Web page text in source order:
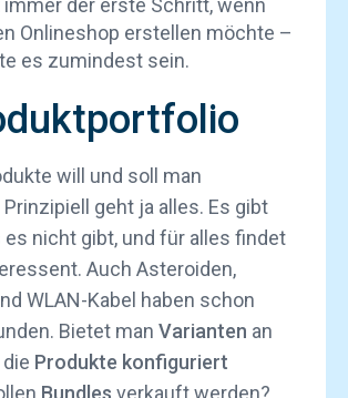
der erste Schritt, wenn
Onlineshop erstellen möchte –
es zumindest sein.
will und soll man
geht ja alles. Es gibt
es nicht gibt, und für alles findet
Auch Asteroiden,
WLAN-Kabel haben schon
Bietet man Varianten an
Produkte konfiguriert
Bundles verkauft werden?